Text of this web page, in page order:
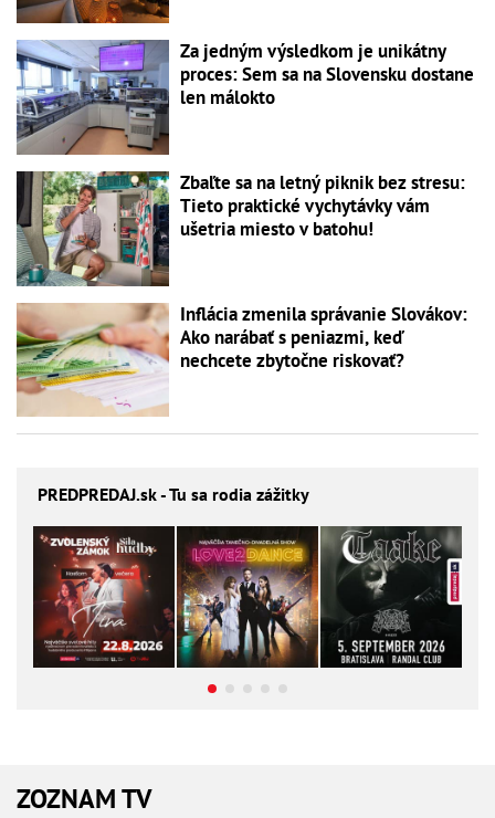
Za jedným výsledkom je unikátny
proces: Sem sa na Slovensku dostane
len málokto
Zbaľte sa na letný piknik bez stresu:
Tieto praktické vychytávky vám
ušetria miesto v batohu!
Inflácia zmenila správanie Slovákov:
Ako narábať s peniazmi, keď
nechcete zbytočne riskovať?
PREDPREDAJ.sk - Tu sa rodia zážitky
ZOZNAM TV